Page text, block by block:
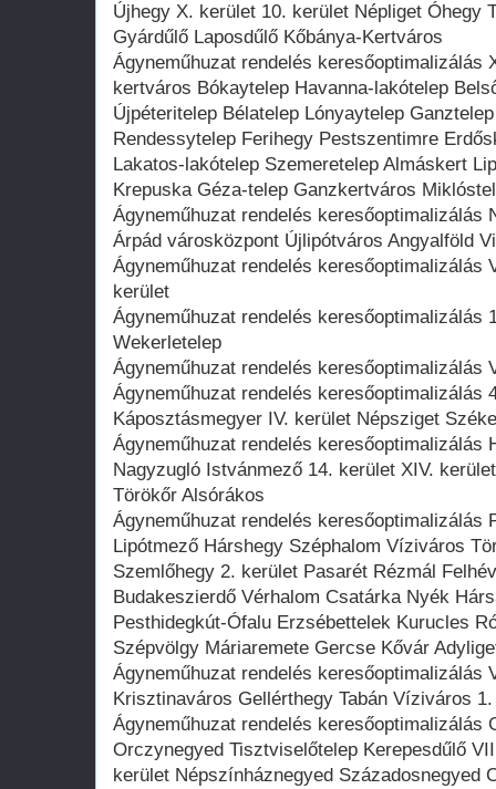
Újhegy X. kerület 10. kerület Népliget Óhegy
Gyárdűlő Laposdűlő Kőbánya-Kertváros
Ágyneműhuzat rendelés keresőoptimalizálás
kertváros Bókaytelep Havanna-lakótelep
Újpéteritelep Bélatelep Lónyaytelep
Rendessytelep Ferihegy Pestszentimre
Lakatos-lakótelep Szemeretelep Almáskert
Krepuska Géza-telep Ganzkertváros
Ágyneműhuzat rendelés keresőoptimalizálás
Árpád városközpont Újlipótváros Angyalföld
Ágyneműhuzat rendelés keresőoptimalizálás
kerület
Ágyneműhuzat rendelés keresőoptimalizálás
Wekerletelep
Ágyneműhuzat rendelés keresőoptimalizálás
Ágyneműhuzat rendelés keresőoptimalizálás
Káposztásmegyer IV. kerület Népsziget
Ágyneműhuzat rendelés keresőoptimalizálás
Nagyzugló Istvánmező 14. kerület XIV.
Törökőr Alsórákos
Ágyneműhuzat rendelés keresőoptimalizálás
Lipótmező Hárshegy Széphalom Víziváros
Szemlőhegy 2. kerület Pasarét Rézmál
Budakeszierdő Vérhalom Csatárka Nyék
Pesthidegkút-Ófalu Erzsébettelek Kurucles
Szépvölgy Máriaremete Gercse Kővár
Ágyneműhuzat rendelés keresőoptimalizálás
Krisztinaváros Gellérthegy Tabán Víziváros
Ágyneműhuzat rendelés keresőoptimalizálás
Orczynegyed Tisztviselőtelep Kerepesdűlő
kerület Népszínháznegyed Századosnegyed